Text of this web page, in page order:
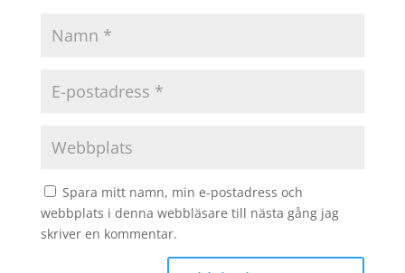
Spara mitt namn, min e-postadress och
webbplats i denna webbläsare till nästa gång jag
skriver en kommentar.